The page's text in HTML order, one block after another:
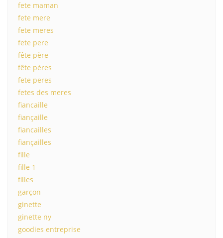
fete maman
fete mere
fete meres
fete pere
fête père
fête pères
fete peres
fetes des meres
fiancaille
fiançaille
fiancailles
fiançailles
fille
fille 1
filles
garçon
ginette
ginette ny
goodies entreprise